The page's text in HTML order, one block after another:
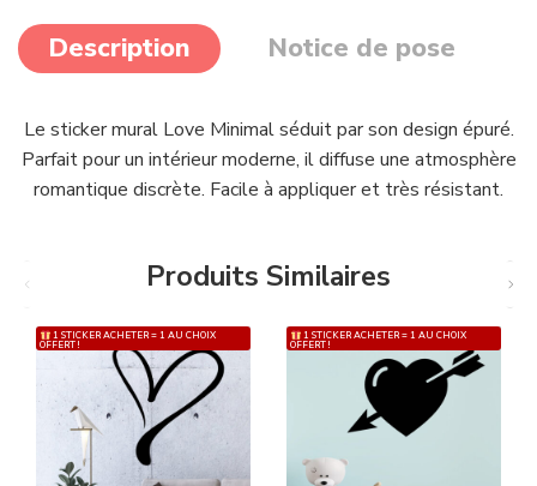
Description Notice de pose
Le sticker mural Love Minimal séduit par son design épuré.
Parfait pour un intérieur moderne, il diffuse une atmosphère
romantique discrète. Facile à appliquer et très résistant.
Produits Similaires
1 STICKER ACHETER = 1 AU CHOIX
OFFERT !
1 STICKER ACHETER = 1 AU CHOIX
OFFERT !